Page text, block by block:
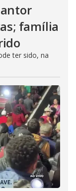
família
ter sido, na